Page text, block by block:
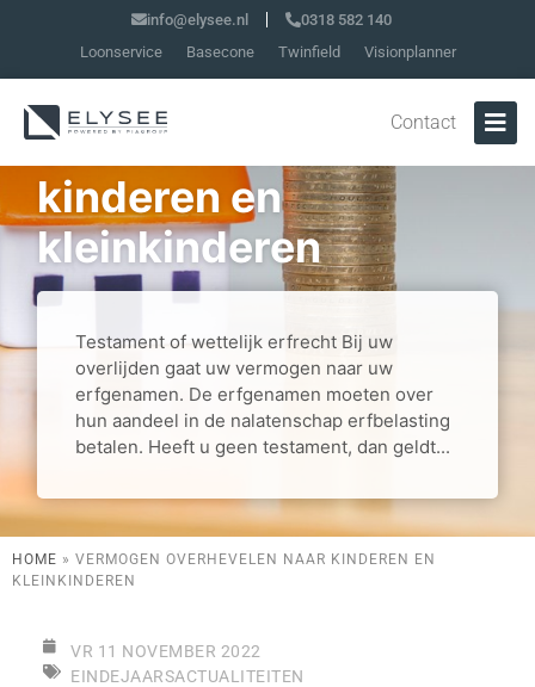
info@elysee.nl
0318 582 140
Loonservice
Basecone Twinfield Visionplanner
Contact
Vermogen
overhevelen naar
kinderen en
kleinkinderen
Testament of wettelijk erfrecht Bij uw
overlijden gaat uw vermogen naar uw
erfgenamen. De erfgenamen moeten over
hun aandeel in de nalatenschap erfbelasting
betalen. Heeft u geen testament, dan geldt...
HOME » VERMOGEN OVERHEVELEN NAAR KINDEREN EN
KLEINKINDEREN
VR 11 NOVEMBER 2022
EINDEJAARSACTUALITEITEN